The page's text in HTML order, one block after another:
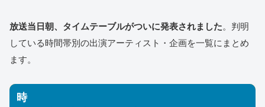
放送当日朝、タイムテーブルがついに発表されました。判明
している時間帯別の出演アーティスト・企画を一覧にまとめ
ます。
時